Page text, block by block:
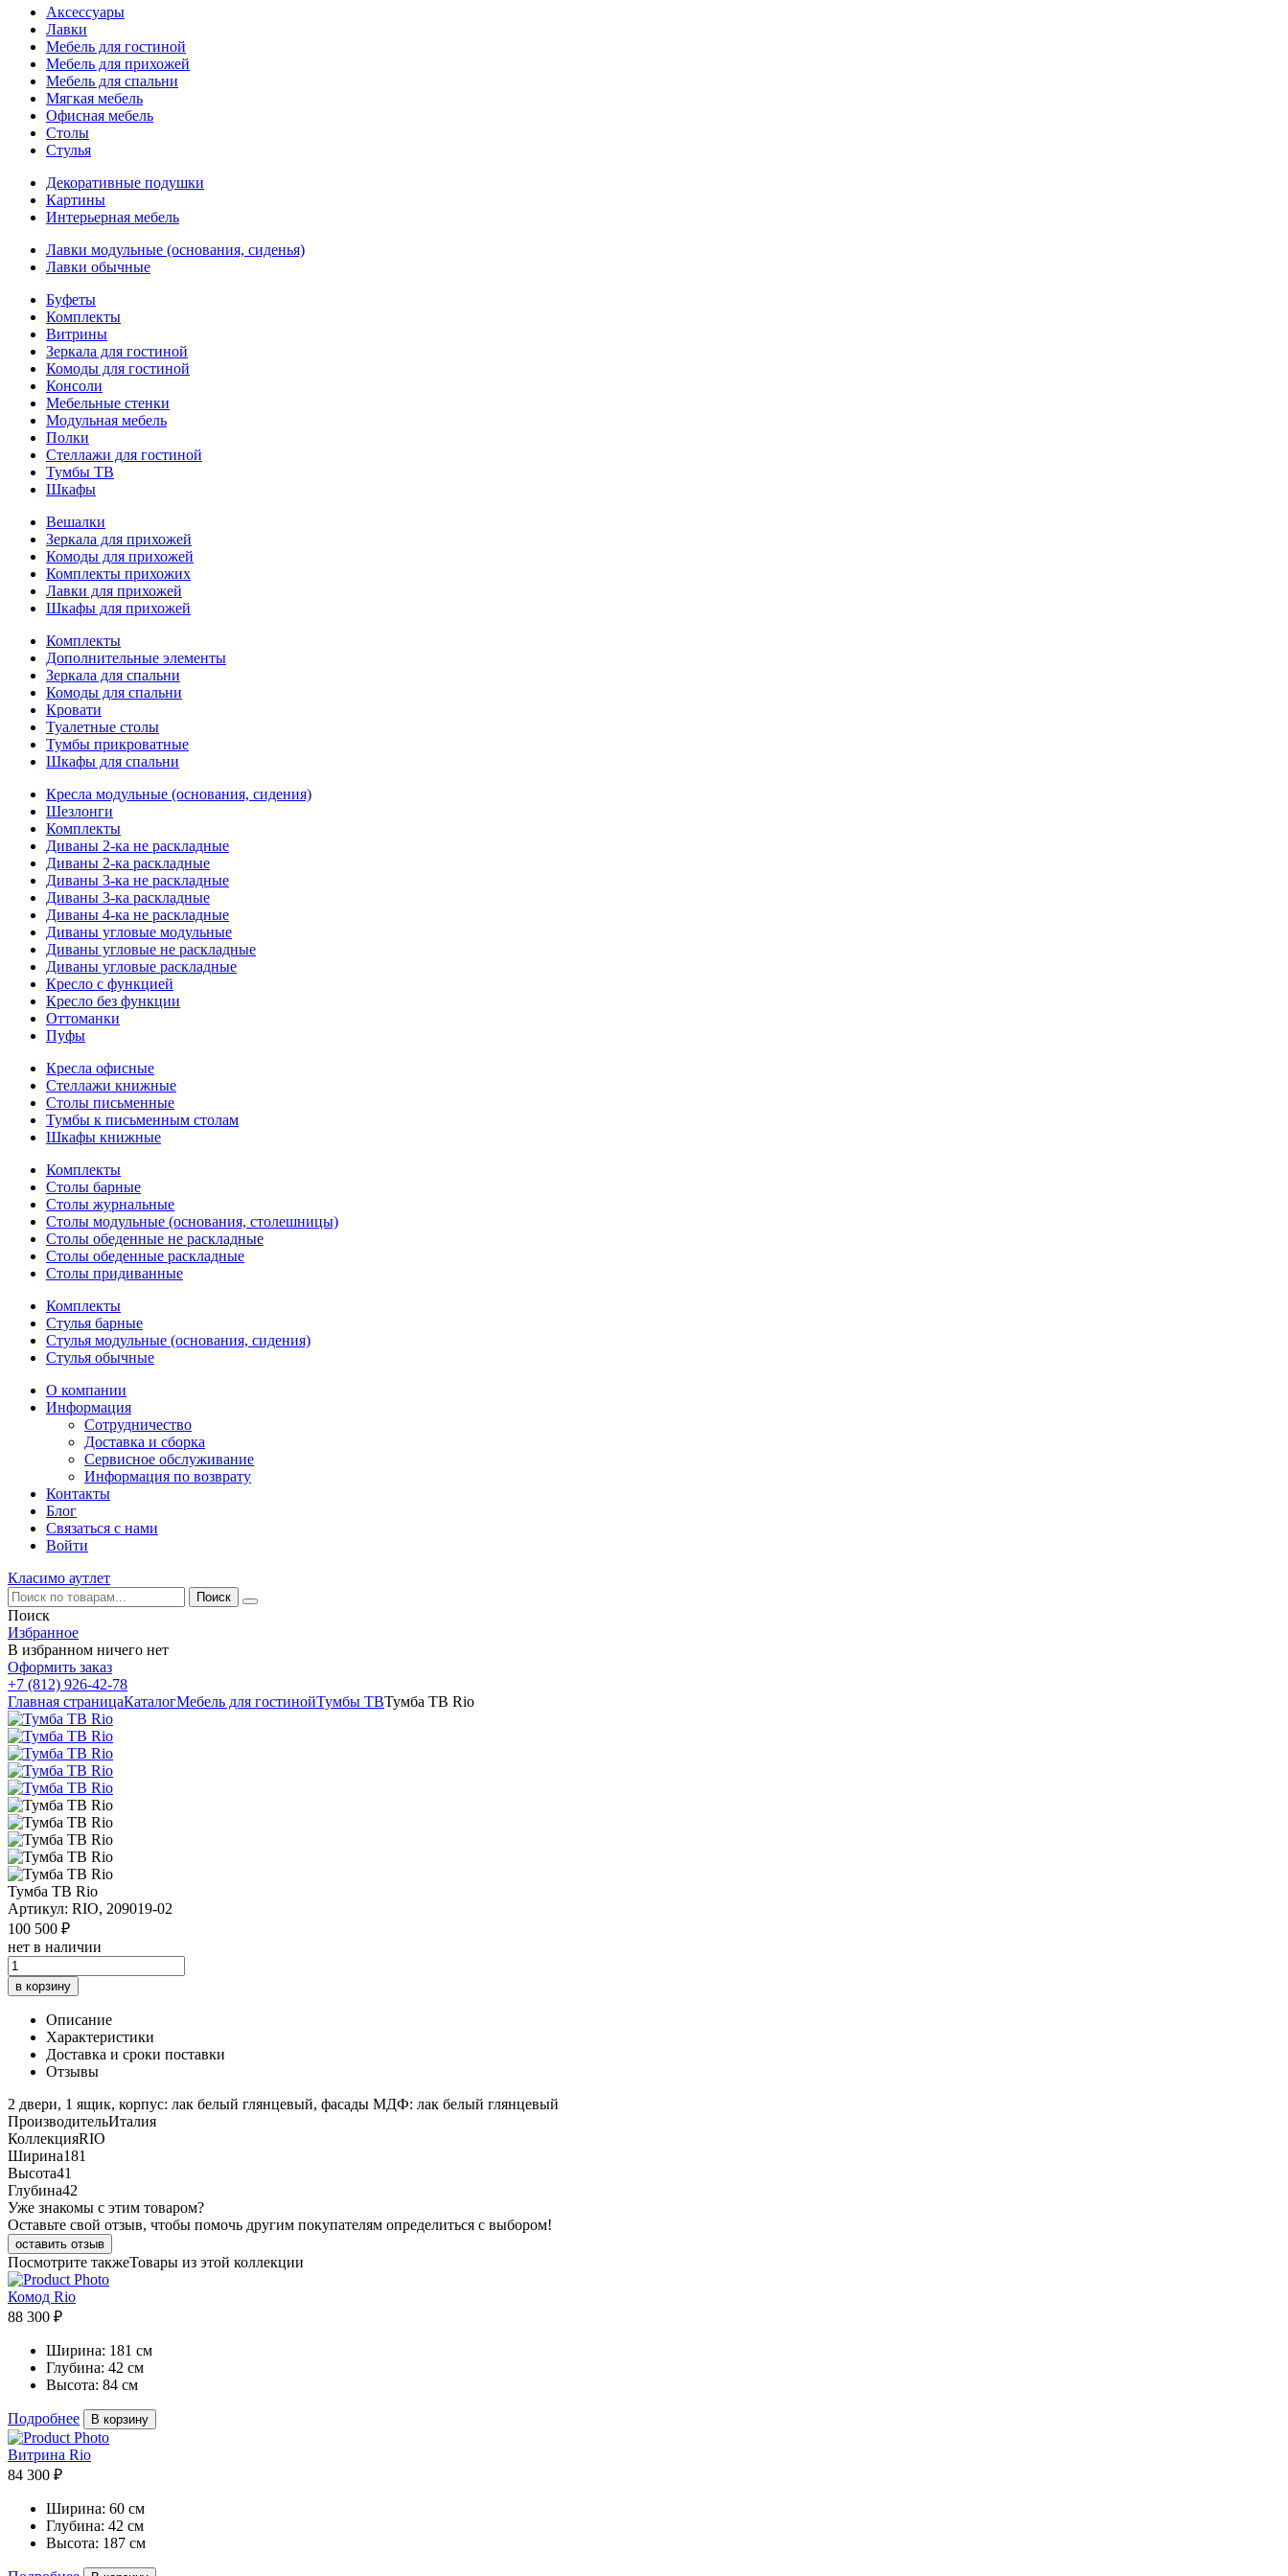
Аксессуары
Лавки
Мебель для гостиной
Мебель для прихожей
Мебель для спальни
Мягкая мебель
Офисная мебель
Столы
Стулья
Декоративные подушки
Картины
Интерьерная мебель
Лавки модульные (основания, сиденья)
Лавки обычные
Буфеты
Комплекты
Витрины
Зеркала для гостиной
Комоды для гостиной
Консоли
Мебельные стенки
Модульная мебель
Полки
Стеллажи для гостиной
Тумбы ТВ
Шкафы
Вешалки
Зеркала для прихожей
Комоды для прихожей
Комплекты прихожих
Лавки для прихожей
Шкафы для прихожей
Комплекты
Дополнительные элементы
Зеркала для спальни
Комоды для спальни
Кровати
Туалетные столы
Тумбы прикроватные
Шкафы для спальни
Кресла модульные (основания, сидения)
Шезлонги
Комплекты
Диваны 2-ка не раскладные
Диваны 2-ка раскладные
Диваны 3-ка не раскладные
Диваны 3-ка раскладные
Диваны 4-ка не раскладные
Диваны угловые модульные
Диваны угловые не раскладные
Диваны угловые раскладные
Кресло с функцией
Кресло без функции
Оттоманки
Пуфы
Кресла офисные
Стеллажи книжные
Столы письменные
Тумбы к письменным столам
Шкафы книжные
Комплекты
Столы барные
Столы журнальные
Столы модульные (основания, столешницы)
Столы обеденные не раскладные
Столы обеденные раскладные
Столы придиванные
Комплекты
Стулья барные
Стулья модульные (основания, сидения)
Стулья обычные
О компании
Информация
Сотрудничество
Доставка и сборка
Сервисное обслуживание
Информация по возврату
Контакты
Блог
Связаться с нами
Войти
Класимо аутлет
Поиск
Избранное
В избранном ничего нет
Оформить заказ
+7 (812) 926-42-78
Главная страницаКаталогМебель для гостинойТумбы ТВТумба ТВ Rio
Тумба ТВ Rio
Артикул: RIO, 209019-02
100 500 ₽
нет в наличии
в корзину
Описание
Характеристики
Доставка и сроки поставки
Отзывы
2 двери, 1 ящик, корпус: лак белый глянцевый, фасады МДФ: лак белый глянцевый
ПроизводительИталия
КоллекцияRIO
Ширина181
Высота41
Глубина42
Уже знакомы с этим товаром?
Оставьте свой отзыв, чтобы помочь другим покупателям определиться с выбором!
оставить отзыв
Посмотрите такжеТовары из этой коллекции
Комод Rio
88 300 ₽
Ширина: 181 см
Глубина: 42 см
Высота: 84 см
Подробнее В корзину
Витрина Rio
84 300 ₽
Ширина: 60 см
Глубина: 42 см
Высота: 187 см